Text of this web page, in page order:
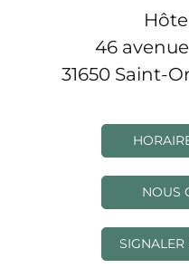
46
31650 Saint-
NOUS